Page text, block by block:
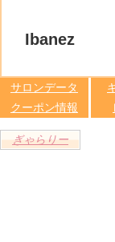
Ibanez
サロンデータ
クーポン情報
ぎゃらりー